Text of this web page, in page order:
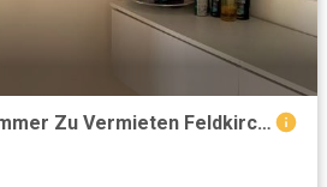
Wohnung 3 Schlafzimmer Zu Vermieten Feldkirch AUT 740 ES100896964